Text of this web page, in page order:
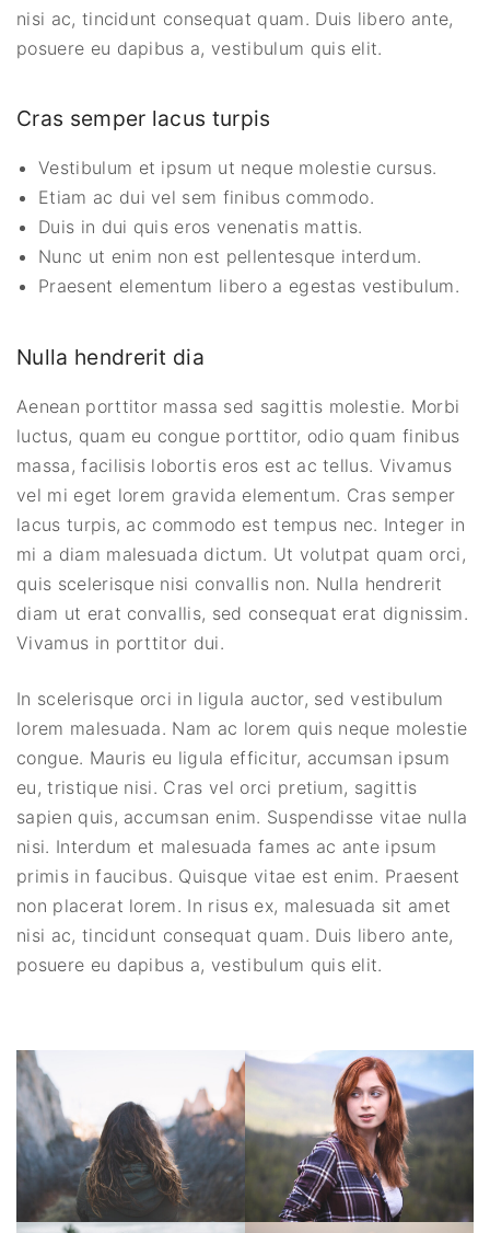
nisi ac, tincidunt consequat quam. Duis libero ante,
posuere eu dapibus a, vestibulum quis elit.
Cras semper lacus turpis
Vestibulum et ipsum ut neque molestie cursus.
Etiam ac dui vel sem finibus commodo.
Duis in dui quis eros venenatis mattis.
Nunc ut enim non est pellentesque interdum.
Praesent elementum libero a egestas vestibulum.
Nulla hendrerit dia
Aenean porttitor massa sed sagittis molestie. Morbi
luctus, quam eu congue porttitor, odio quam finibus
massa, facilisis lobortis eros est ac tellus. Vivamus
vel mi eget lorem gravida elementum. Cras semper
lacus turpis, ac commodo est tempus nec. Integer in
mi a diam malesuada dictum. Ut volutpat quam orci,
quis scelerisque nisi convallis non. Nulla hendrerit
diam ut erat convallis, sed consequat erat dignissim.
Vivamus in porttitor dui.
In scelerisque orci in ligula auctor, sed vestibulum
lorem malesuada. Nam ac lorem quis neque molestie
congue. Mauris eu ligula efficitur, accumsan ipsum
eu, tristique nisi. Cras vel orci pretium, sagittis
sapien quis, accumsan enim. Suspendisse vitae nulla
nisi. Interdum et malesuada fames ac ante ipsum
primis in faucibus. Quisque vitae est enim. Praesent
non placerat lorem. In risus ex, malesuada sit amet
nisi ac, tincidunt consequat quam. Duis libero ante,
posuere eu dapibus a, vestibulum quis elit.